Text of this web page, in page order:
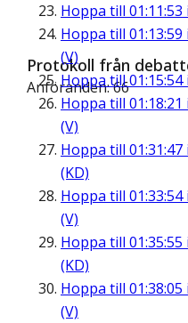
Hoppa till 01:11:53
Hoppa till 01:13:59
(V)
Hoppa till01:15:54
Hoppa till 01:18:21
(V)
Hoppa till 01:31:47
(KD)
Hoppa till 01:33:54
(V)
Hoppa till 01:35:55
(KD)
Hoppa till 01:38:05
(V)
Protokoll från
Anföranden: 66